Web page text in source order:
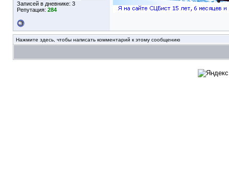
Записей в дневнике: 3
Репутация: 284
Нажмите здесь, чтобы написать комментарий к этому сообщению